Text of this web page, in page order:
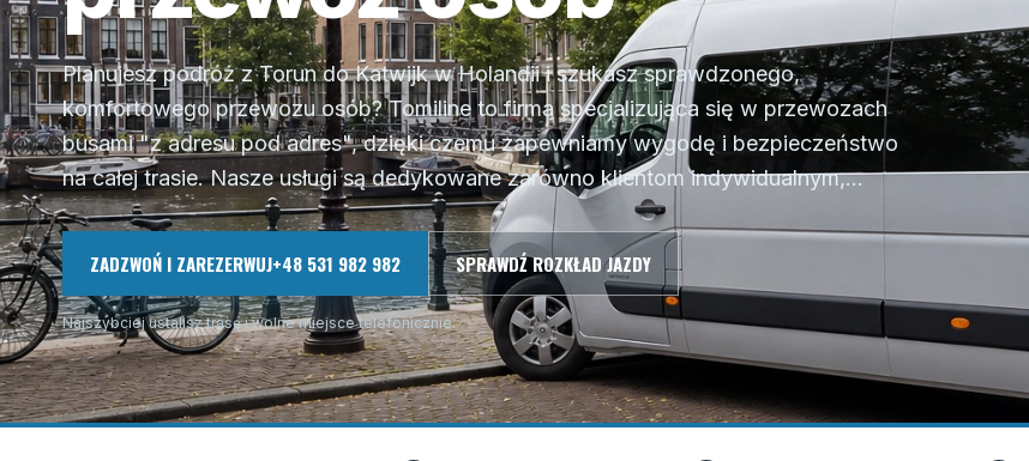
Planujesz podróż z Torun do Katwijk w Holandii i szukasz sprawdzonego,
komfortowego przewozu osób? Tomiline to firma specjalizująca się w przewozach
busami "z adresu pod adres", dzięki czemu zapewniamy wygodę i bezpieczeństwo
na całej trasie. Nasze usługi są dedykowane zarówno klientom indywidualnym,...
ZADZWOŃ I ZAREZERWUJ+48 531 982 982 SPRAWDŹ ROZKŁAD JAZDY
Najszybciej ustalisz trasę i wolne miejsce telefonicznie.